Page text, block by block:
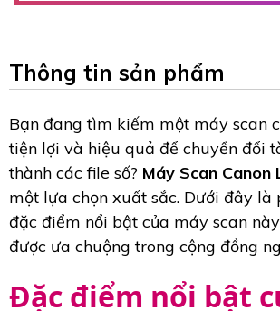
Thông tin sản phẩm
Bạn đang tìm kiếm một máy scan
tiện lợi và hiệu quả để chuyển đổi
thành các file số? Máy Scan Canon
một lựa chọn xuất sắc. Dưới đây là
đặc điểm nổi bật của máy scan
được ưa chuộng trong cộng đồng
Đặc điểm nổi bật